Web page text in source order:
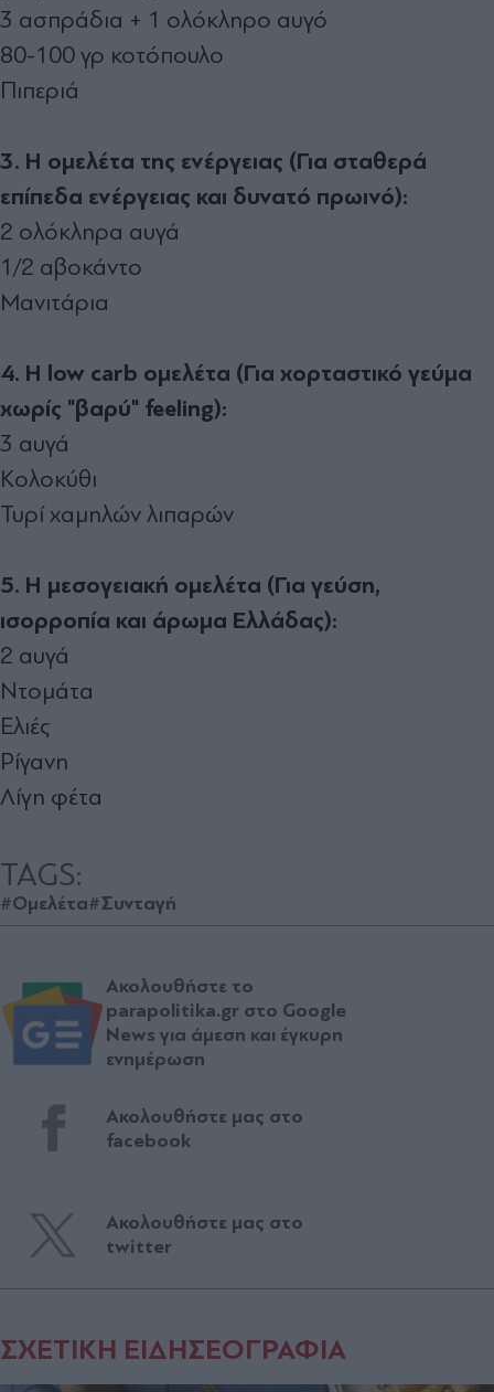
3 ασπράδια + 1 ολόκληρο αυγό
80-100 γρ κοτόπουλο
Πιπεριά
3. Η ομελέτα της ενέργειας (Για σταθερά
επίπεδα ενέργειας και δυνατό πρωινό):
2 ολόκληρα αυγά
1/2 αβοκάντο
Μανιτάρια
4. Η low carb ομελέτα (Για χορταστικό γεύμα
χωρίς "βαρύ" feeling):
3 αυγά
Κολοκύθι
Τυρί χαμηλών λιπαρών
5. Η μεσογειακή ομελέτα (Για γεύση,
ισορροπία και άρωμα Ελλάδας):
2 αυγά
Ντομάτα
Ελιές
Ρίγανη
Λίγη φέτα
TAGS:
#Ομελέτα#Συνταγή
Ακολουθήστε το
parapolitika.gr στο Google
News για άμεση και έγκυρη
ενημέρωση
Ακολουθήστε μας στο
facebook
Ακολουθήστε μας στο
twitter
ΣΧΕΤΙΚΗ ΕΙΔΗΣΕΟΓΡΑΦΙΑ